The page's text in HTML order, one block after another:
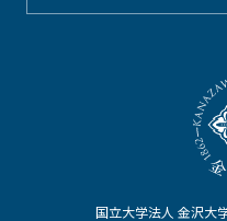
国立大学法人 金沢